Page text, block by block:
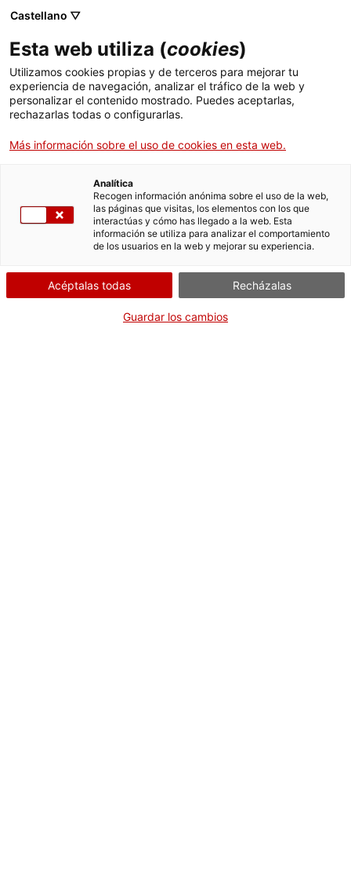
Skip to main content
de Catalunya
Buscar por palabra clave
Castellano ▽
Esta web utiliza (cookies)
Utilizamos cookies propias y de terceros para mejorar tu
experiencia de navegación, analizar el tráfico de la web y
personalizar el contenido mostrado. Puedes aceptarlas,
rechazarlas todas o configurarlas.
Más información sobre el uso de cookies en esta web.
Analítica
Recogen información anónima sobre el uso de la web,
las páginas que visitas, los elementos con los que
interactúas y cómo has llegado a la web. Esta
información se utiliza para analizar el comportamiento
de los usuarios en la web y mejorar su experiencia.
Acéptalas todas Recházalas
Guardar los cambios